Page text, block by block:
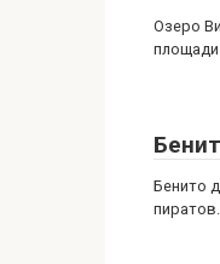
Озеро
площади
Бенито